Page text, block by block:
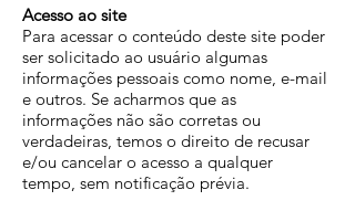
Acesso ao site
Para acessar o conteúdo deste site poder
ser solicitado ao usuário algumas
informações pessoais como nome, e-mail
e outros. Se acharmos que as
informações não são corretas ou
verdadeiras, temos o direito de recusar
e/ou cancelar o acesso a qualquer
tempo, sem notificação prévia.